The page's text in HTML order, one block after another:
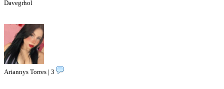
Davegrhol
Ariannys Torres | 3